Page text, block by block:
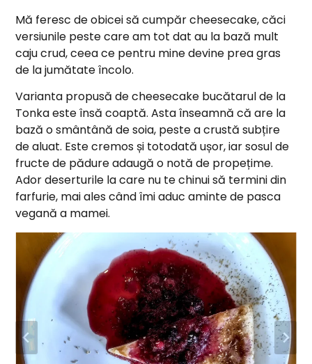
Mă feresc de obicei să cumpăr cheesecake, căci
versiunile peste care am tot dat au la bază mult
caju crud, ceea ce pentru mine devine prea gras
de la jumătate încolo.
Varianta propusă de cheesecake bucătarul de la
Tonka este însă coaptă. Asta înseamnă că are la
bază o smântână de soia, peste a crustă subțire
de aluat. Este cremos și totodată ușor, iar sosul de
fructe de pădure adaugă o notă de propețime.
Ador deserturile la care nu te chinui să termini din
farfurie, mai ales când îmi aduc aminte de pasca
vegană a mamei.